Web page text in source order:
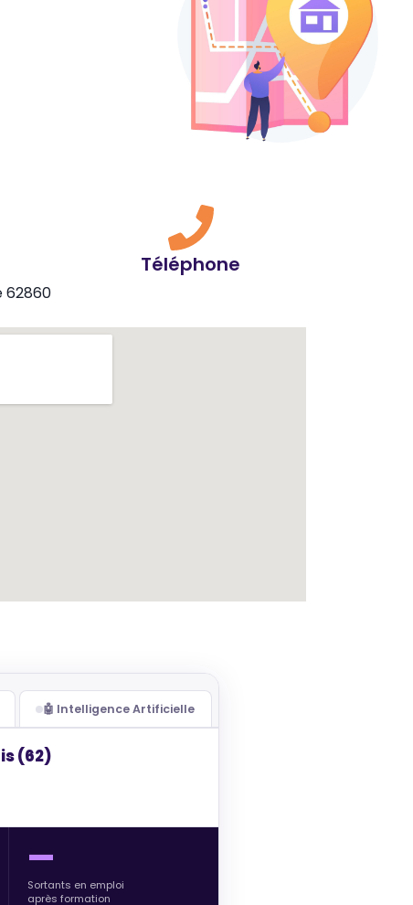
62860
Téléphone
🤖 Intelligence Artificielle
(62)
—
Sortants en emploi
après formation